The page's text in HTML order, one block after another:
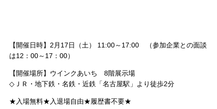
【開催日時】2月17日（土） 11:00～17:00 （参加企業との面談
は12：00～17：00）
【開催場所】ウインクあいち 8階展示場
◇ＪＲ・地下鉄・名鉄・近鉄「名古屋駅」より徒歩2分
★入場無料★入退場自由★履歴書不要★